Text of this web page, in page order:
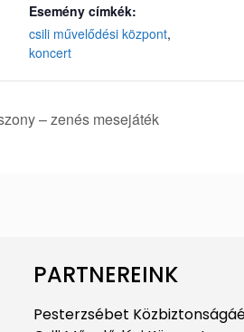
Esemény címkék:
csili művelődési központ,
koncert
– zenés mesejáték
PARTNEREINK
Pesterzsébet